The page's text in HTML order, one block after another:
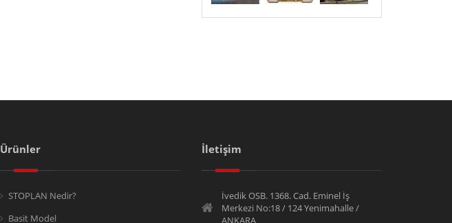
Ürünler
STOPLAN Nedir?
Basit Model
İletişim
İvedik OSB. 1368. Cad. Eminel İş
Merkezi No:18 / 124 Yenimahalle /
ANKARA